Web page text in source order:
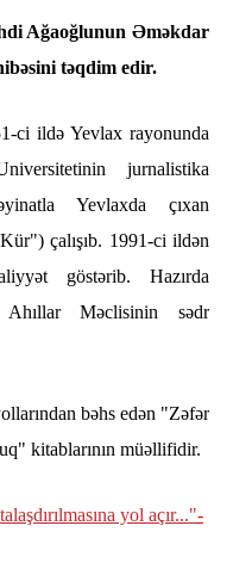
Ağaoğlunun Əməkdar
təqdim edir.
ci ildə Yevlax rayonunda
jurnalistika
Yevlaxda çıxan
çalışıb. 1991-ci ildən
göstərib. Hazırda
Ahıllar Məclisinin sədr
bəhs edən "Zəfər
kitablarının müəllifidir.
yol açır..."-